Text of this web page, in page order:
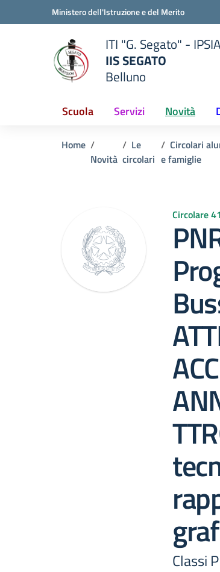
Vai ai contenuti
Vai al menu di navigazioneMinistero dell'Istruzione e del Merito
scuola
ITI "G. Segato" -
IIS SEGATO
Belluno
Scuola Servizi Novità
Home
Novità
Le
circolari
Circolari
e famiglie
Circolare
Classi